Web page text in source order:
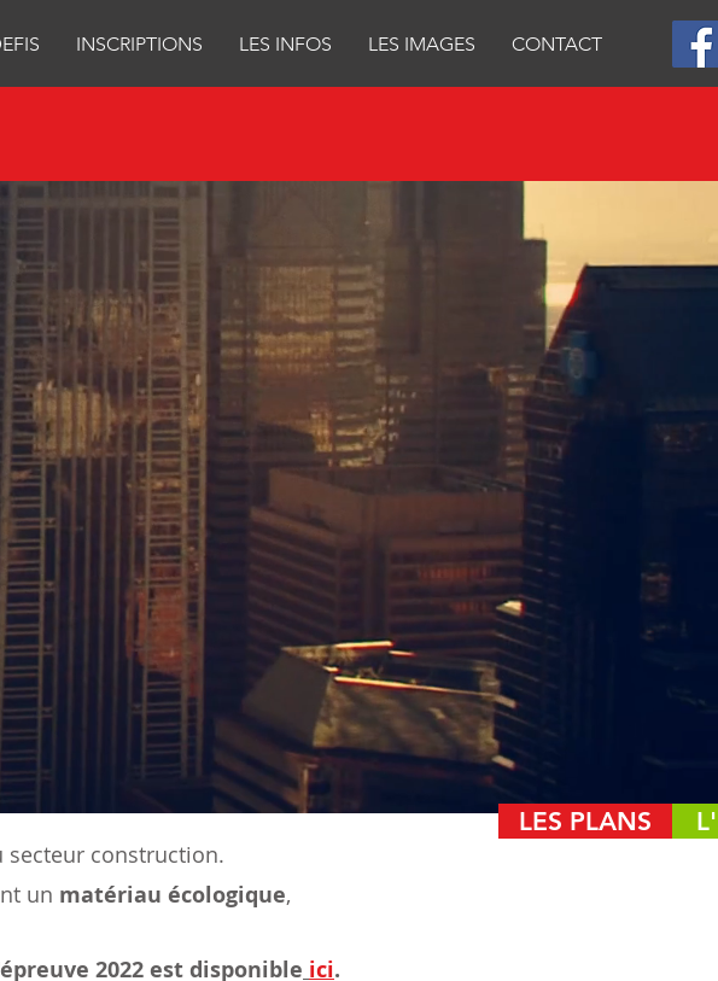
INSCRIPTIONS LES INFOS LES IMAGES CONTACT
secteur construction.
un matériau écologique,
2022 est disponible ici.
LES PLANS